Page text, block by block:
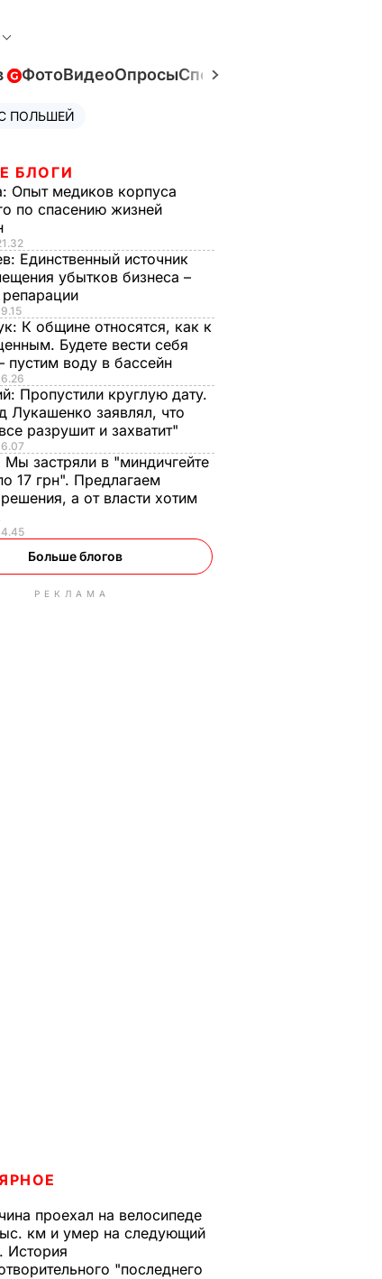
ФотоВидеоОпросыСпецпроекты
ПОЛЬШЕЙ
БЛОГИ
Опыт медиков корпуса
по спасению жизней
Единственный источник
убытков бизнеса –
К общине относятся, как к
Будете вести себя
пустим воду в бассейн
Пропустили круглую дату.
Лукашенко заявлял, что
разрушит и захватит"
Мы застряли в "миндичгейте
17 грн". Предлагаем
а от власти хотим
Больше блогов
РЕКЛАМА
проехал на велосипеде
км и умер на следующий
История
"последнего